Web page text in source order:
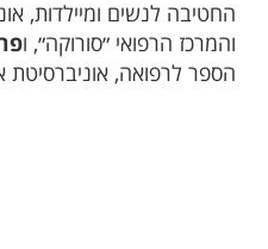
החטיבה לנשים ומיילדות,
והמרכז הרפואי ״סורוקה״, ו
הספר לרפואה, אוניברסיטת